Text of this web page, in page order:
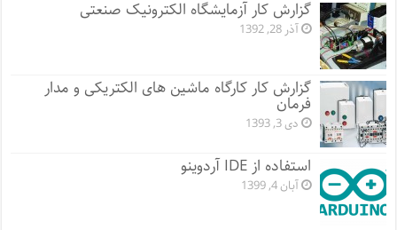
گزارش کار آزمایشگاه الکترونیک صنعتی
آذر 28, 1392
گزارش کار کارگاه ماشین های الکتریکی و مدار
فرمان
دی 3, 1393
استفاده از IDE آردوینو
آبان 4, 1399